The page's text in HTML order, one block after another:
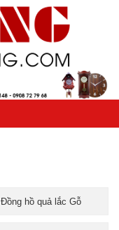
Đồng hồ quả lắc Gỗ